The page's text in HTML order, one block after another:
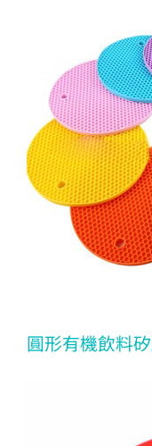
圓形有機飲料